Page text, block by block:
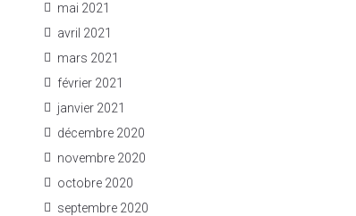
mai 2021
avril 2021
mars 2021
février 2021
janvier 2021
décembre 2020
novembre 2020
octobre 2020
septembre 2020